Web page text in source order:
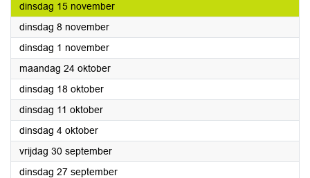
dinsdag 15 november2022
dinsdag 8 november2022
dinsdag 1 november2022
maandag 24 oktober2022
dinsdag 18 oktober2022
dinsdag 11 oktober2022
dinsdag 4 oktober2022
vrijdag 30 september2022
dinsdag 27 september2022